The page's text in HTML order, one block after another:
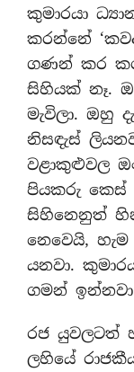
කුමාරයා
කරන්නේ
ගණන් කර
සිහියක් නෑ.
මැවිලා. ඔහු
නිසඳැස්
වළාකුළුවල
පියකරු කෙස්
සිහිනෙනුත්
නෙවෙයි,
යනවා.
ගමන්
රජ යුවලටත්
ලහියේ